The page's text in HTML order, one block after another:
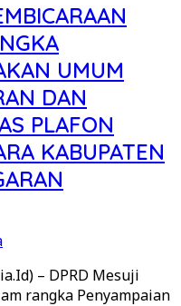
UMUM
DAN
PLAFON
KABUPATEN
– DPRD Mesuji
rangka Penyampaian